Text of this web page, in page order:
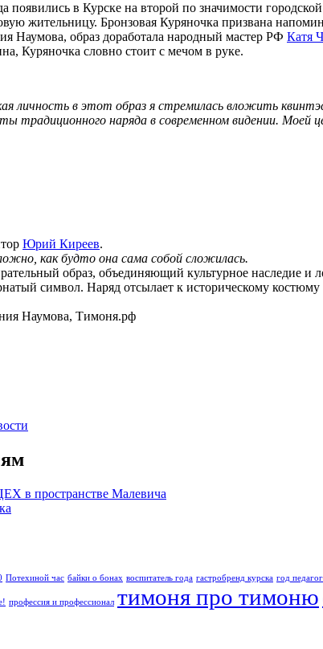
появились в Курске на второй по значимости
жительницу. Бронзовая Куряночка призвана
Наумова, образ доработала народный мастер РФ Катя
Куряночка словно стоит с мечом в руке.
личность в этот образ я стремилась вложить
традиционного наряда в современном видении. Моей
Юрий Киреев.
как будто она сама собой сложилась.
образ, объединяющий культурное наследие
символ. Наряд отсылает к историческому
Наумова, Тимоня.рф
в пространстве Малевича
Потехиной час байки о бонах воспитатель года гастробренд курска год
профессия и профессионал тимоня про тимоню